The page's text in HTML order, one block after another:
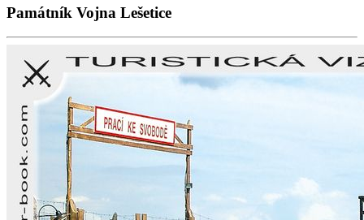
Památník Vojna Lešetice